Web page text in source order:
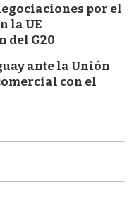
por el
la UE
del G20
ante la Unión
con el